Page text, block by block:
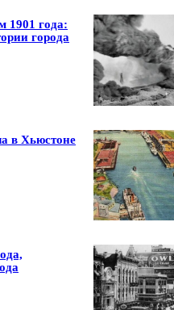
1901 года:
города
в Хьюстоне